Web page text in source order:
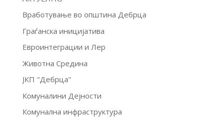
Вработување во општина Дебрца
Граѓанска иницијатива
Евроинтеграции и Лер
Животна Средина
ЈКП "Дебрца"
Комуналини Дејности
Комунална инфраструктура